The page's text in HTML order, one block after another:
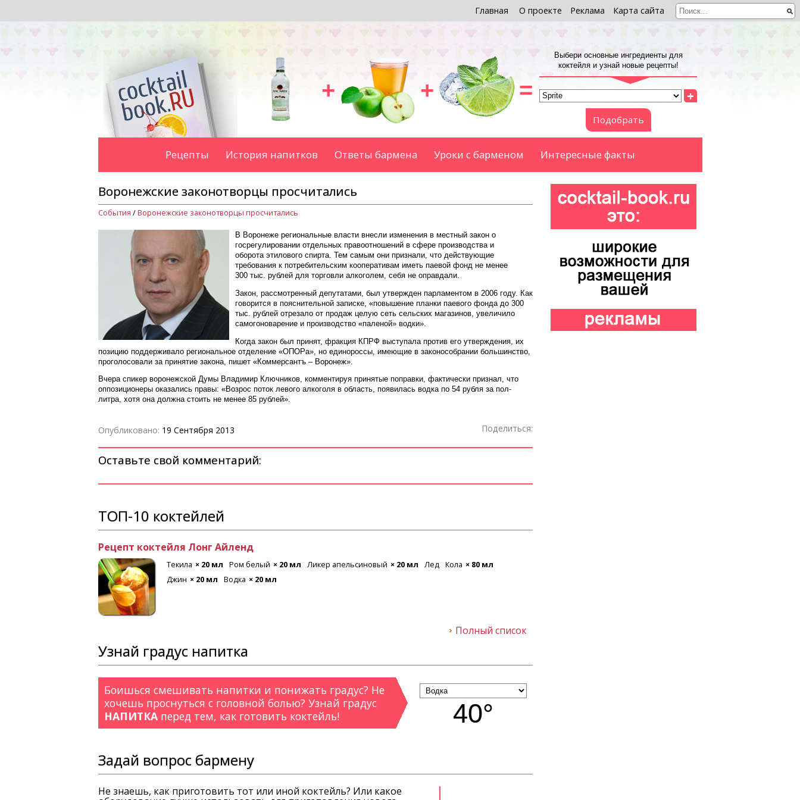
Главная О проекте Реклама Карта сайта
+ + =
Выбери основные ингредиенты для
коктейля и узнай новые рецепты!
+
Подобрать
Рецепты История напитков Ответы бармена Уроки с барменом Интересные факты
Воронежские законотворцы просчитались
События /Воронежские законотворцы просчитались
В Воронеже региональные власти внесли изменения в местный закон о
госрегулировании отдельных правоотношений в сфере производства и
оборота этилового спирта. Тем самым они признали, что действующие
требования к потребительским кооперативам иметь паевой фонд не менее
300 тыс. рублей для торговли алкоголем, себя не оправдали.
Закон, рассмотренный депутатами, был утвержден парламентом в 2006 году. Как
говорится в пояснительной записке, «повышение планки паевого фонда до 300
тыс. рублей отрезало от продаж целую сеть сельских магазинов, увеличило
самогоноварение и производство «паленой» водки».
Когда закон был принят, фракция КПРФ выступала против его утверждения, их
позицию поддерживало региональное отделение «ОПОРа», но единороссы, имеющие в законособрании большинство,
проголосовали за принятие закона, пишет «Коммерсантъ – Воронеж».
Вчера спикер воронежской Думы Владимир Ключников, комментируя принятые поправки, фактически признал, что
оппозиционеры оказались правы: «Возрос поток левого алкоголя в область, появилась водка по 54 рубля за пол-
литра, хотя она должна стоить не менее 85 рублей».
Поделиться:
Опубликовано: 19 Сентября 2013
Оставьте свой комментарий:
ТОП-10 коктейлей
Рецепт коктейля Лонг Айленд
Текила × 20 мл Ром белый × 20 мл Ликер апельсиновый × 20 мл Лед Кола × 80 мл
Джин × 20 мл Водка × 20 мл
Полный список
Узнай градус напитка
40°
Боишься смешивать напитки и понижать градус? Не
хочешь проснуться с головной болью? Узнай градус
НАПИТКА перед тем, как готовить коктейль!
Задай вопрос бармену
Не знаешь, как приготовить тот или иной коктейль? Или какое